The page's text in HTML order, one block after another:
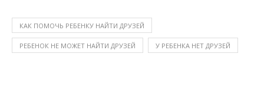
КАК ПОМОЧЬ РЕБЕНКУ НАЙТИ ДРУЗЕЙ
РЕБЕНОК НЕ МОЖЕТ НАЙТИ ДРУЗЕЙ У РЕБЕНКА НЕТ ДРУЗЕЙ